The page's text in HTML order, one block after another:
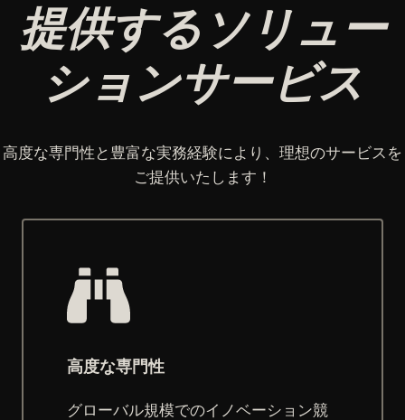
提供するソリュー
ションサービス
高度な専門性と豊富な実務経験により、理想のサービスを
ご提供いたします！
高度な専門性
グローバル規模でのイノベーション競